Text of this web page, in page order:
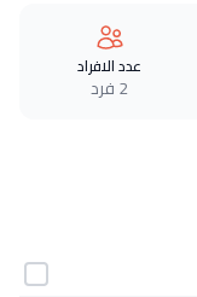
عدد الافراد
2 فرد